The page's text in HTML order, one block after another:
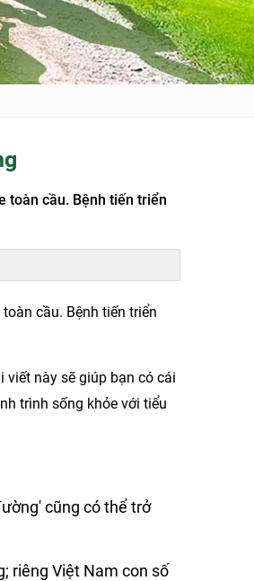
toàn cầu. Bệnh tiến triển
cầu. Bệnh tiến triển
này sẽ giúp bạn có cái
trình sống khỏe với tiểu
cũng có thể trở
riêng Việt Nam con số